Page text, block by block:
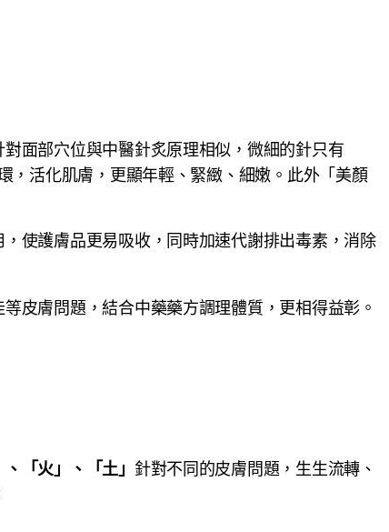
對面部穴位與中醫針炙原理相似，微細的針只有
，活化肌膚，更顯年輕、緊緻、細嫩。此外「美顏
使護膚品更易吸收，同時加速代謝排出毒素，消除
皮膚問題，結合中藥藥方調理體質，更相得益彰。
「火」、「土」 針對不同的皮膚問題，生生流轉、